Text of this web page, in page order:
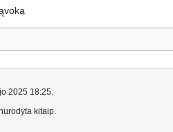
2025 18:25.
kitaip.